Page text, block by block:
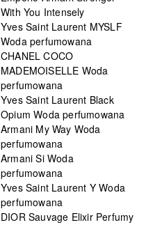
With You Intensely
Yves Saint Laurent MYSLF
Woda perfumowana
CHANEL COCO
MADEMOISELLE Woda
perfumowana
Yves Saint Laurent Black
Opium Woda perfumowana
Armani My Way Woda
perfumowana
Armani Si Woda
perfumowana
Yves Saint Laurent Y Woda
perfumowana
DIOR Sauvage Elixir Perfumy